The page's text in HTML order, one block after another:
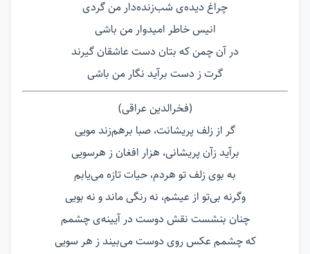
چراغ دیده‌ی شب‌زنده‌دار من گردی
انیس خاطر امیدوار من باشی
در آن چمن که بتان دست عاشقان گیرند
گرت ز دست برآید نگار من باشی
(فخرالدین عراقی)
گر از زلف پریشانت، صبا برهم‌زند مویی
برآید زآن پریشانی، هزار افغان ز هرسویی
به بوی زلف تو هردم، حیات تازه می‌یابم
وگرنه بی‌تو از عیشم، نه رنگی ماند و نه بویی
چنان بنشست نقش دوست در آیینه‌ی چشمم
که چشمم عکس روی دوست می‌بیند ز هر سویی